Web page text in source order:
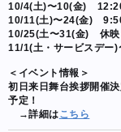
10/4(土)〜10(金)
10/11(土)〜24(金)
10/25(土〜31(金) 休映
11/1(土・サービスデ
＜イベント情報＞
初日来日舞台挨拶開催
予定！
→詳細はこちら